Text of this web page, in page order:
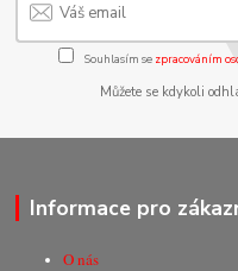
Souhlasím se zpracováním
Můžete se kdykoli
Informace pro
O nás